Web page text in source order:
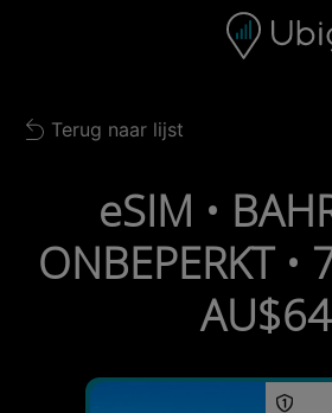
Navigatiebalk
Back to list
Terug naar lijst
eSIM •
ONBEPERKT •
AU$64